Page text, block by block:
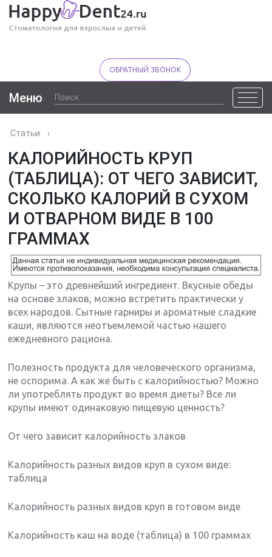
ОБРАТНЫЙ ЗВОНОК
Меню
Статьи ›
КАЛОРИЙНОСТЬ КРУП
(ТАБЛИЦА): ОТ ЧЕГО ЗАВИСИТ,
СКОЛЬКО КАЛОРИЙ В СУХОМ
И ОТВАРНОМ ВИДЕ В 100
ГРАММАХ
Крупы – это древнейший ингредиент. Вкусные обеды
на основе злаков, можно встретить практически у
всех народов. Сытные гарниры и ароматные сладкие
каши, являются неотъемлемой частью нашего
ежедневного рациона.
Полезность продукта для человеческого организма,
не оспорима. А как же быть с калорийностью? Можно
ли употреблять продукт во время диеты? Все ли
крупы имеют одинаковую пищевую ценность?
От чего зависит калорийность злаков
Калорийность разных видов круп в сухом виде:
таблица
Калорийность разных видов круп в готовом виде
Калорийность каш на воде (таблица) в 100 граммах